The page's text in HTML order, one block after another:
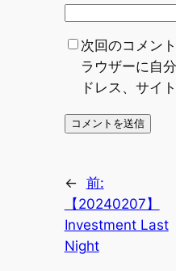
次回のコメン
ラウザーに自
ドレス、サイ
← 前:
【20240207】
Investment Last
Night